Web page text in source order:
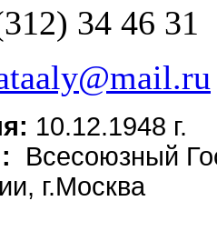
34 46 31
10.12.1948 г.
Всесоюзный
г.Москва